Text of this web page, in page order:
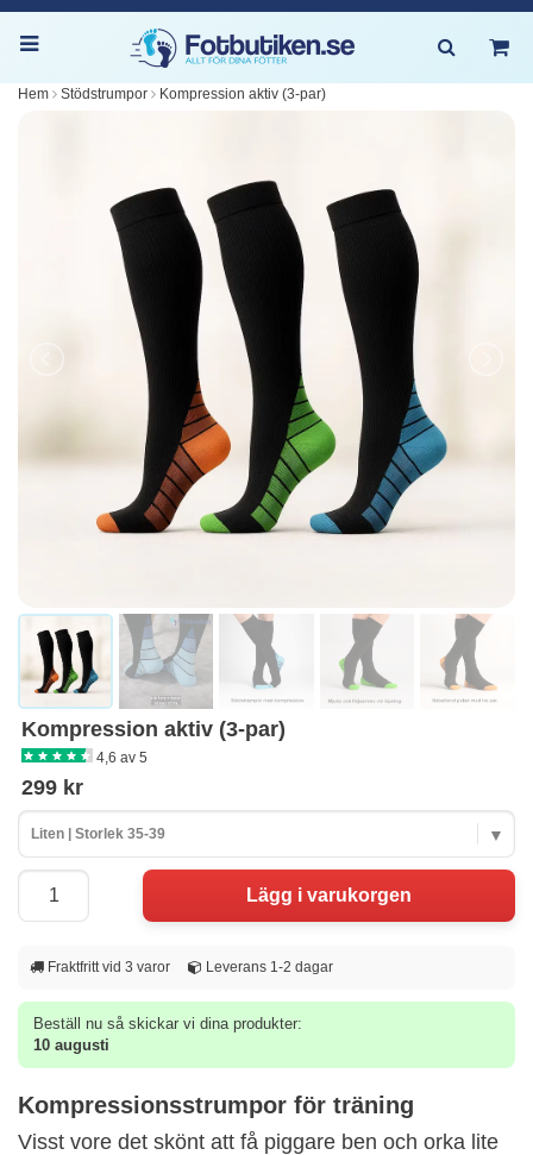
Hem Stödstrumpor Kompression aktiv (3-par)
Kompression aktiv (3-par)
4,6 av 5
299 kr
Liten | Storlek 35-39
Fraktfritt vid 3 varor Leverans 1-2 dagar
Beställ nu så skickar vi dina produkter:
10 augusti
Kompressionsstrumpor för träning
Visst vore det skönt att få piggare ben och orka lite